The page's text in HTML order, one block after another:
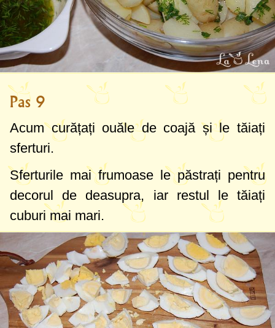
Pas 9
Acum curățați ouăle de coajă și le tăiați
sferturi.
Sferturile mai frumoase le păstrați pentru
decorul de deasupra, iar restul le tăiați
cuburi mai mari.